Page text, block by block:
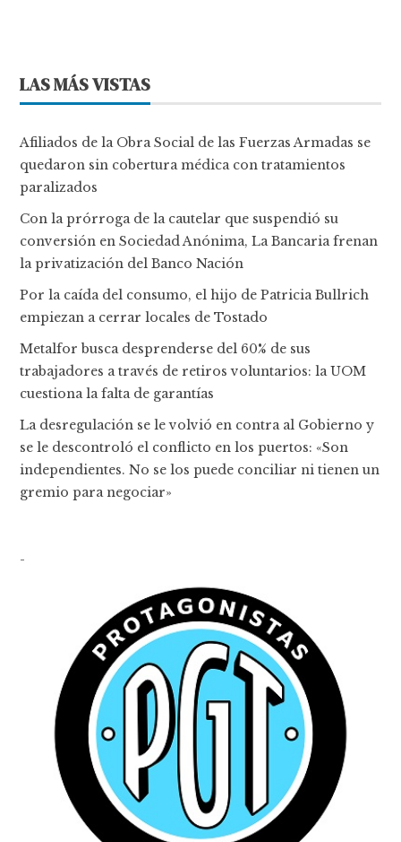
LAS MÁS VISTAS
Afiliados de la Obra Social de las Fuerzas Armadas se
quedaron sin cobertura médica con tratamientos
paralizados
Con la prórroga de la cautelar que suspendió su
conversión en Sociedad Anónima, La Bancaria frenan
la privatización del Banco Nación
Por la caída del consumo, el hijo de Patricia Bullrich
empiezan a cerrar locales de Tostado
Metalfor busca desprenderse del 60% de sus
trabajadores a través de retiros voluntarios: la UOM
cuestiona la falta de garantías
La desregulación se le volvió en contra al Gobierno y
se le descontroló el conflicto en los puertos: «Son
independientes. No se los puede conciliar ni tienen un
gremio para negociar»
-